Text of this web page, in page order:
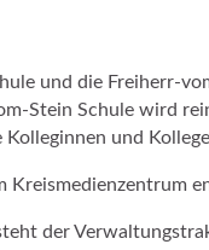
und die Freiherr-
Stein Schule wird
und
Kreismedienzentrum
der